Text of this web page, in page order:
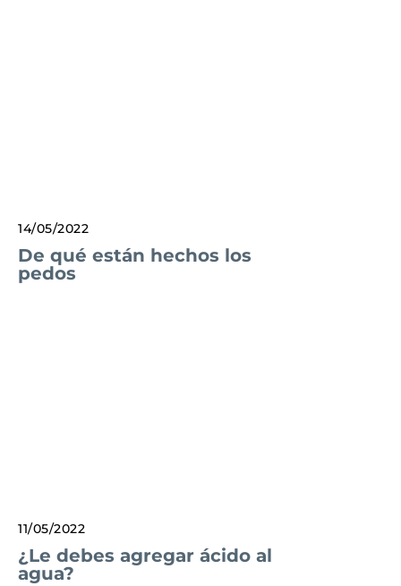
14/05/2022
De qué están hechos los
pedos
11/05/2022
¿Le debes agregar ácido al
agua?